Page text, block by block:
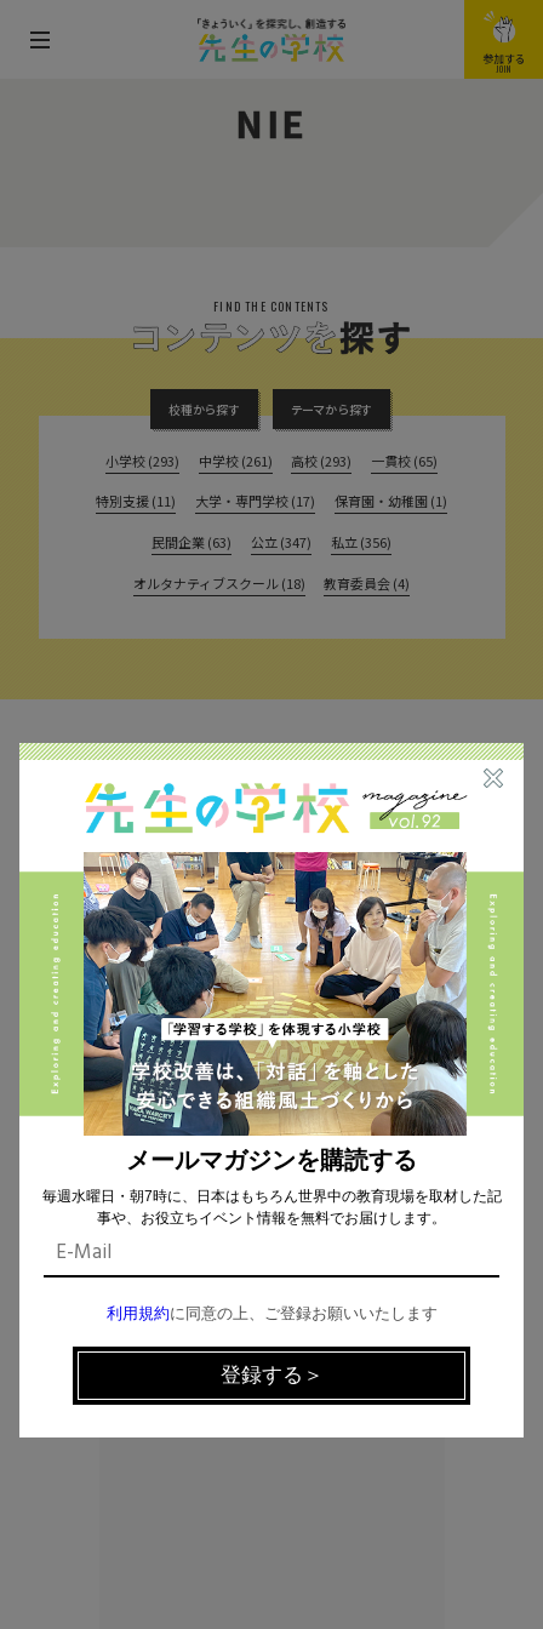
メ
参加する
JOIN
NIE
FIND THE CONTENTS
校種から探す テーマから探す
小学校 (293) 中学校 (261) 高校 (293) 一貫校 (65)
特別支援 (11) 大学・専門学校 (17) 保育園・幼稚園 (1)
民間企業 (63) 公立 (347) 私立 (356)
オルタナティブスクール (18) 教育委員会 (4)
MAIL MAGAZINE
イベント、記事などの最新情報をお届け！
個人情報の取扱 について同意します。
CHECK THE NEWS ON SNS
Facebook
メールマガジンを購読する
毎週水曜日・朝7時に、日本はもちろん世界中の教育現場を取材した記
事や、お役立ちイベント情報を無料でお届けします。
利用規約に同意の上、ご登録お願いいたします